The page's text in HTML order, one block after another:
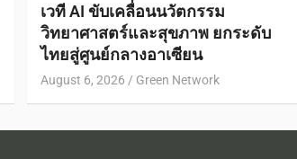
เวที AI ขับเคลื่อนนวัตกรรม
วิทยาศาสตร์และสุขภาพ ยกระดับ
ไทยสู่ศูนย์กลางอาเซียน
August 6, 2026 Green Network